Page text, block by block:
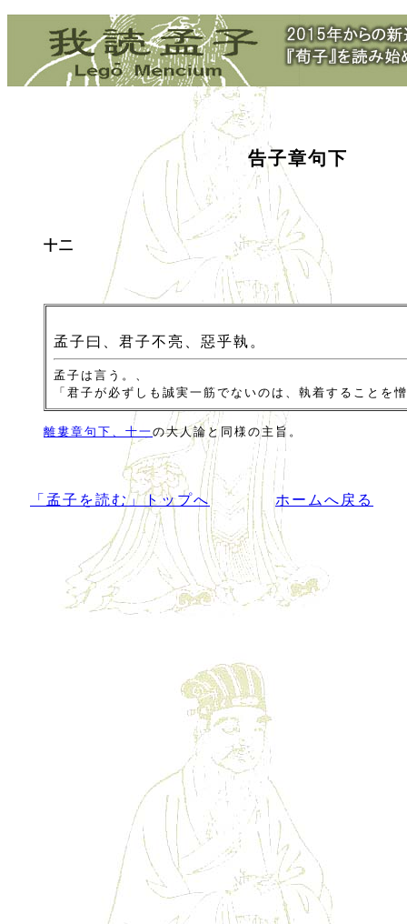
告子章句下
十二
孟子曰、君子不亮、惡乎執。
孟子は言う。、
「君子が必ずしも誠実一筋でないのは、執着することを
離婁章句下、十一の大人論と同様の主旨。
「孟子を読む」トップへ ホームへ戻る